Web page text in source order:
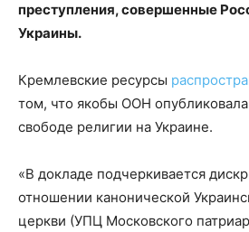
преступления, совершенные
Украины.
Кремлевские ресурсы
том, что якобы ООН
свободе религии на Украине.
«В докладе подчеркивается
отношении канонической
церкви (УПЦ Московского